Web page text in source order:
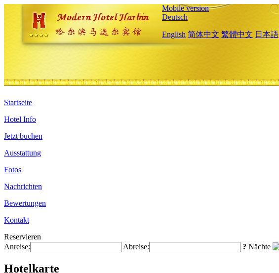
Mobile version
Deutsch
English 简体中文 繁體中文 日本語
Startseite
Hotel Info
Jetzt buchen
Ausstattung
Fotos
Nachrichten
Bewertungen
Kontakt
Reservieren
Anreise:
Abreise: ? Nächte
Hotelkarte